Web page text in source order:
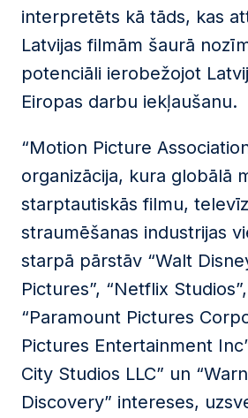
interpretēts kā tāds, kas
Latvijas filmām šaurā
potenciāli ierobežojot
Eiropas darbu iekļaušanu.
“Motion Picture
organizācija, kura globālā
starptautiskās filmu,
straumēšanas industrijas
starpā pārstāv “Walt
Pictures”, “Netflix Studios”,
“Paramount Pictures
Pictures Entertainment
City Studios LLC” un
Discovery” intereses,